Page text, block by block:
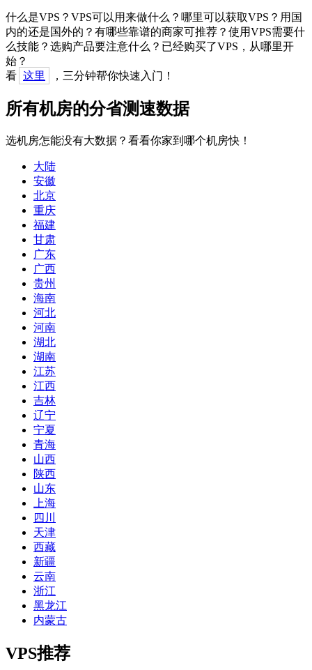
什么是VPS？VPS可以用来做什么？哪里可以获取VPS？用国
内的还是国外的？有哪些靠谱的商家可推荐？使用VPS需要什
么技能？选购产品要注意什么？已经购买了VPS，从哪里开
始？
看 这里 ，三分钟帮你快速入门！
所有机房的分省测速数据
选机房怎能没有大数据？看看你家到哪个机房快！
大陆
安徽
北京
重庆
福建
甘肃
广东
广西
贵州
海南
河北
河南
湖北
湖南
江苏
江西
吉林
辽宁
宁夏
青海
山西
陕西
山东
上海
四川
天津
西藏
新疆
云南
浙江
黑龙江
内蒙古
VPS推荐